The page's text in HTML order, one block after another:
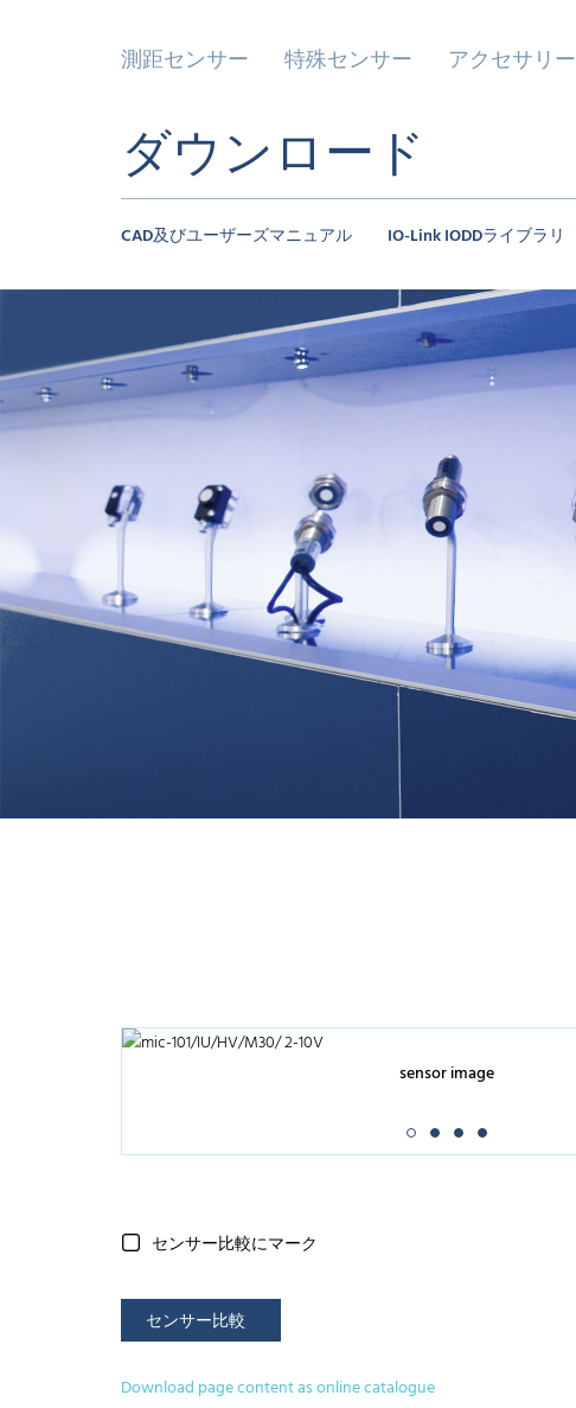
測距センサー 特殊センサー アクセサリー
ダウンロード
CAD及びユーザーズマニュアル IO-Link IODDライブラリ
sensor image
センサー比較にマーク
センサー比較
Download page content as online catalogue